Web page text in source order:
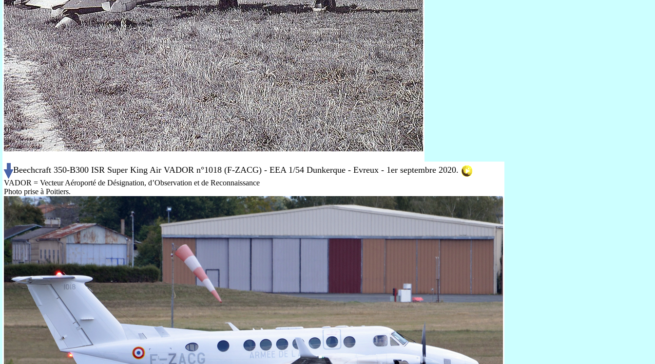
Beechcraft 350-B300 ISR Super King Air VADOR n°1018 (F-ZACG) - EEA 1/54 Dunkerque - Evreux - 1er septembre 2020.
VADOR = Vecteur Aéroporté de Désignation, d’Observation et de Reconnaissance
Photo prise à Poitiers.